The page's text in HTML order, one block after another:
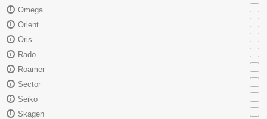
Omega
Orient
Oris
Rado
Roamer
Sector
Seiko
Skagen